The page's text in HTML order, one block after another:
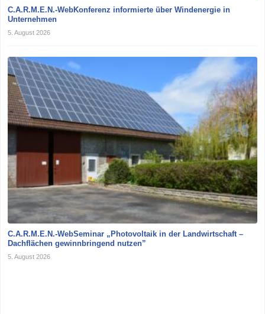
C.A.R.M.E.N.-WebKonferenz informierte über Windenergie in
Unternehmen
5. August 2026
C.A.R.M.E.N.-WebSeminar „Photovoltaik in der Landwirtschaft –
Dachflächen gewinnbringend nutzen”
5. August 2026